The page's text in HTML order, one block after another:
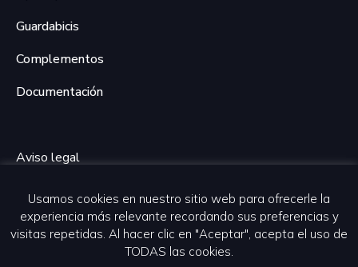
Guardabicis
Complementos
Documentación
Aviso legal
Política de privacidad
Política de cookies
Usamos cookies en nuestro sitio web para ofrecerle la
experiencia más relevante recordando sus preferencias y
visitas repetidas. Al hacer clic en "Aceptar", acepta el uso de
TODAS las cookies.